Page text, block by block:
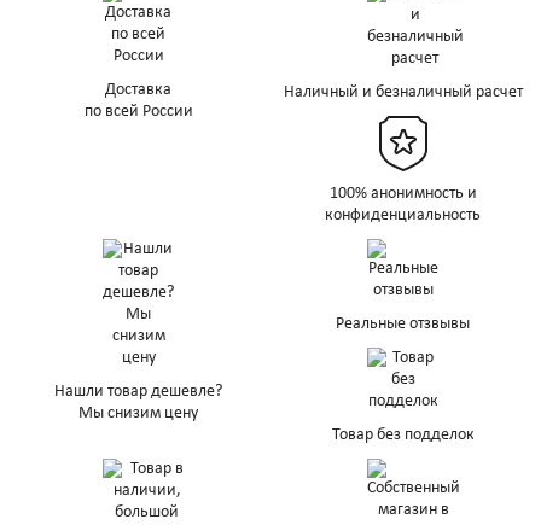
Доставка
по всей России
Наличный и безналичный расчет
100% анонимность и
конфиденциальность
Нашли товар дешевле?
Мы снизим цену
Реальные отзвывы
Товар без подделок